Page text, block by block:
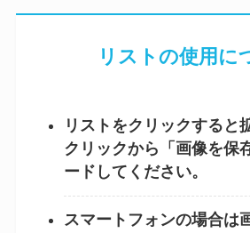
リストの使用に
リストをクリックすると
クリックから「画像を保
ードしてください。
スマートフォンの場合は